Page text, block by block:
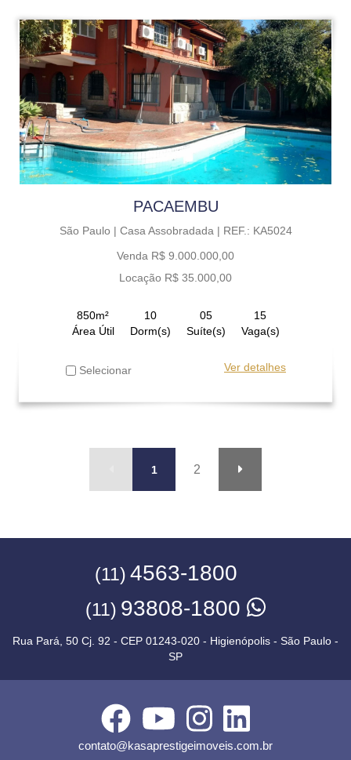
PACAEMBU
São Paulo | Casa Assobradada | REF.: KA5024
Venda R$ 9.000.000,00
Locação R$ 35.000,00
850m²
Área Útil
10
Dorm(s)
05
Suíte(s)
15
Vaga(s)
Selecionar Ver detalhes
1 2
(11) 4563-1800
(11) 93808-1800
Rua Pará, 50 Cj. 92 - CEP 01243-020 - Higienópolis - São Paulo -
SP
contato@kasaprestigeimoveis.com.br